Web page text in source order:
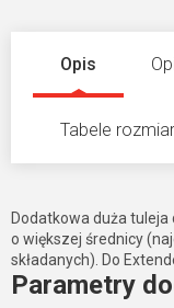
Opis
Tabele
Dodatkowa duża
o większej średnicy
składanych). Do
Parametry